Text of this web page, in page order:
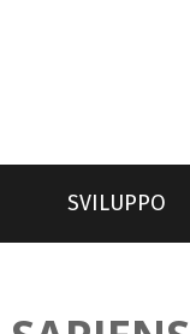
SVILUPPO